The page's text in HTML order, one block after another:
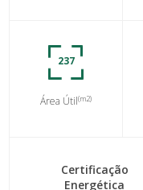
237
Área Útil(m2)
Certificação
Energética